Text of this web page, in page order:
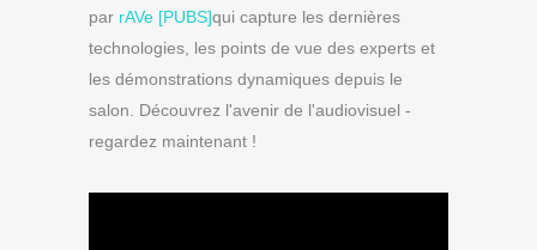
par rAVe [PUBS]qui capture les dernières
technologies, les points de vue des experts et
les démonstrations dynamiques depuis le
salon. Découvrez l'avenir de l'audiovisuel -
regardez maintenant !